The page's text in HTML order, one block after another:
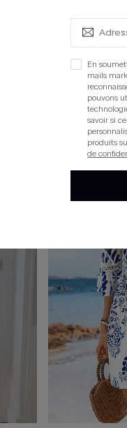
36,00 €
En
mails
pouvons
savoir si
produits
de